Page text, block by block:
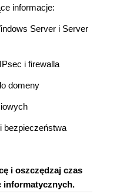
informacje:
Server i Server
i firewalla
domeny
bezpieczeństwa
i oszczędzaj czas
informatycznych.